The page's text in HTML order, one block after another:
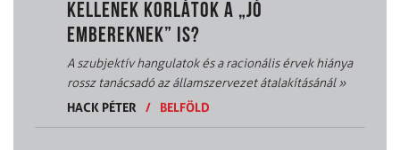
KELLENEK KORLÁTOK A „JÓ
EMBEREKNEK” IS?
A szubjektív hangulatok és a racionális érvek hiánya
rossz tanácsadó az államszervezet átalakításánál»
HACK PÉTER
/ BELFÖLD